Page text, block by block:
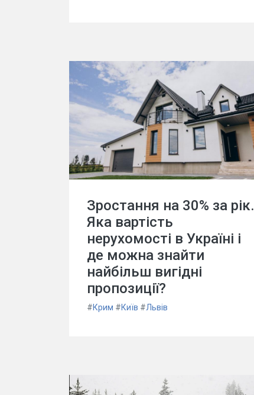
Зростання на 30% за рік.
Яка вартість
нерухомості в Україні і
де можна знайти
найбільш вигідні
пропозиції?
#Крим #Київ #Львів